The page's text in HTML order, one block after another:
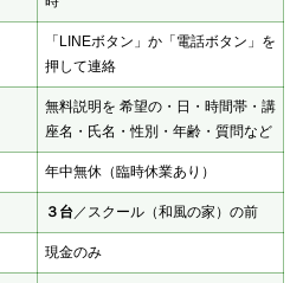
「LINEボタン」か「電話ボタン」を
押して連絡
無料説明を 希望の・日・時間帯・講
座名・氏名・性別・年齢・質問など
年中無休（臨時休業あり）
３台／スクール（和風の家）の前
現金のみ